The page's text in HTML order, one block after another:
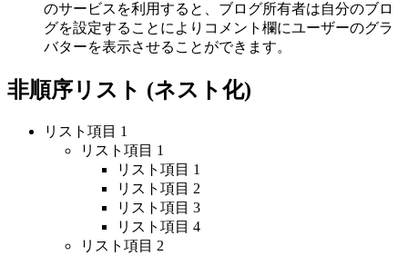
のサービスを利用すると、ブログ所有者は自分のブロ
グを設定することによりコメント欄にユーザーのグラ
バターを表示させることができます。
非順序リスト (ネスト化)
リスト項目 1
リスト項目 1
リスト項目 1
リスト項目 2
リスト項目 3
リスト項目 4
リスト項目 2